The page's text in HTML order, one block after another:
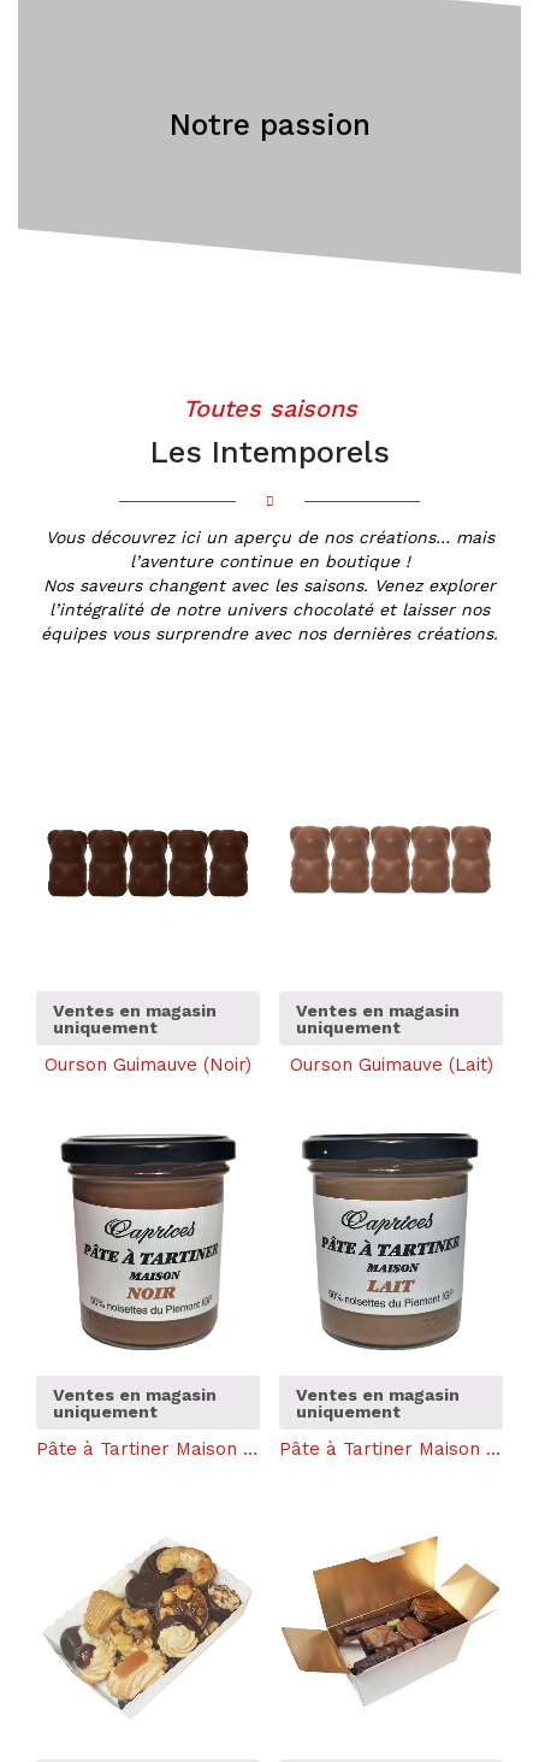
Notre passion
Toutes saisons
Les Intemporels
Vous découvrez ici un aperçu de nos créations… mais
l’aventure continue en boutique !
Nos saveurs changent avec les saisons. Venez explorer
l’intégralité de notre univers chocolaté et laisser nos
équipes vous surprendre avec nos dernières créations.
Ventes en magasin
uniquement
Ourson Guimauve (Noir)
Ventes en magasin
uniquement
Ourson Guimauve (Lait)
Ventes en magasin
uniquement
Pâte à Tartiner Maison (Noir)
Ventes en magasin
uniquement
Pâte à Tartiner Maison (Lait)